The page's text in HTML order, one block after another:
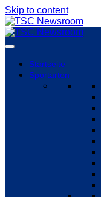
Skip to content
Startseite
Sportarten